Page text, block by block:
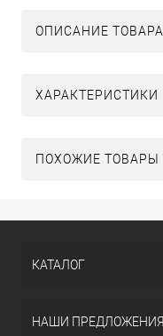
ОПИСАНИЕ ТОВАРА
ХАРАКТЕРИСТИКИ
ПОХОЖИЕ ТОВАРЫ
КАТАЛОГ
НАШИ ПРЕДЛОЖЕНИЯ